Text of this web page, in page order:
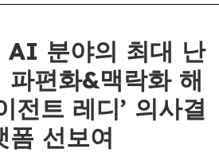
분야의 최대 난
파편화&맥락화 해
전트 레디’ 의사결
폼 선보여